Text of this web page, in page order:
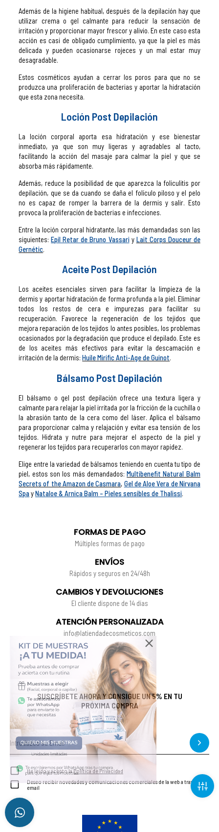
Además de la higiene habitual, después de la depilación hay que
utilizar crema o gel calmante para reducir la sensación de
irritación y proporcionar mayor frescor y alivio. En este caso esta
acción es casi de obligado cumplimiento, ya que la piel es más
delicada y pueden ocasionarse rojeces y un mal estar muy
desagradable.
Estos cosméticos ayudan a cerrar los poros para que no se
produzca una proliferación de bacterias y aportar la hidratación
que esta zona necesita.
Loción Post Depilación
La loción corporal aporta esa hidratación y ese bienestar
inmediato, ya que son muy ligeras y agradables al tacto,
facilitando la acción del masaje para calmar la piel y que se
absorba más rápidamente.
Además, reduce la posibilidad de que aparezca la foliculitis por
depilación, que se da cuando se daña el folículo piloso y el pelo
no es capaz de romper la barrera de la dermis y salir. Esto
provoca la proliferación de bacterias e infecciones.
Entre la loción corporal hidratante, las más demandadas son las
siguientes:Epil Retar de Bruno Vassariy Lait Corps Douceur de
Gernétic.
Aceite Post Depilación
Los aceites esenciales sirven para facilitar la limpieza de la
dermis y aportar hidratación de forma profunda a la piel. Eliminar
todos los restos de cera e impurezas para facilitar su
recuperación. Favorece la regeneración de los tejidos que
mejora reparación de los tejidos lo antes posibles, los problemas
ocasionados por la degradación que produce el depilado. Este es
de los aceites más efectivos para evitar la descamación e
irritación de la dermis:Huile Mirific Anti-Age de Guinot.
Bálsamo Post Depilación
El bálsamo o gel post depilación ofrece una textura ligera y
calmante para relajar la piel irritada por la fricción de la cuchilla o
la abrasión tanto de la cera como del láser. Aplica el bálsamo
para proporcionar calma y relajación y evitar esa tensión de los
tejidos. Hidrata y nutre para mejorar el aspecto de la piel y
regenerar los tejidos para recuperarlos con mayor rapidez.
Elige entre la variedad de bálsamos teniendo en cuenta tu tipo de
piel, estos son los más demandados:Multibenefit Natural Balm
Secrets of the Amazon de Casmara, Gel de Aloe Vera de Nirvana
SpayNataloe & Arnica Balm – Pieles sensibles de Thalissi
FORMAS DE PAGO
Múltiples formas de pago
ENVÍOS
Rápidos y seguros en 24/48h
CAMBIOS Y DEVOLUCIONES
El cliente dispone de 14 días
ATENCIÓN PERSONALIZADA
info@latiendadecosmeticos.com
SUSCRÍBETE AHORA Y CONSIGUE UN 5% EN TU
PRÓXIMA COMPRA
He leído y acepto laPolítica de Privacidad
Deseo recibir novedades y comunicaciones comerciales de la web a través del
email